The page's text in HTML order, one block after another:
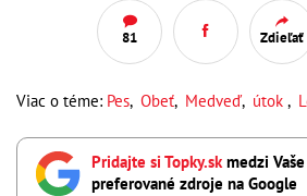
81 Zdieľať
Viac o téme: Pes, Obeť, Medveď, útok ,
Pridajte si Topky.skmedzi Vaše
preferované zdroje na Google